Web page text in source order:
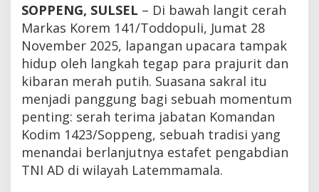
SOPPENG, SULSEL – Di bawah langit cerah
Markas Korem 141/Toddopuli, Jumat 28
November 2025, lapangan upacara tampak
hidup oleh langkah tegap para prajurit dan
kibaran merah putih. Suasana sakral itu
menjadi panggung bagi sebuah momentum
penting: serah terima jabatan Komandan
Kodim 1423/Soppeng, sebuah tradisi yang
menandai berlanjutnya estafet pengabdian
TNI AD di wilayah Latemmamala.